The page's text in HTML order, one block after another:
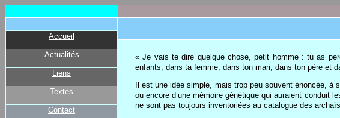
Accueil
Actualités
Liens
Textes
Contact
« Je vais te dire quelque chose, petit homme : tu as
enfants, dans ta femme, dans ton mari, dans ton père et
Il est une idée simple, mais trop peu souvent énoncée,
ou encore d’une mémoire génétique qui auraient conduit
ne sont pas toujours inventoriées au catalogue des